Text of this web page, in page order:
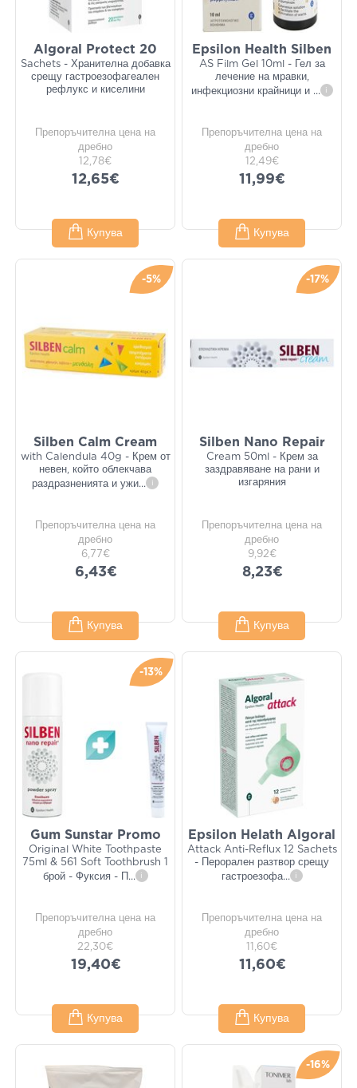
Algoral Protect 20
Sachets - Хранителна добавка
срещу гастроезофагеален
рефлукс и киселини
Препоръчителна цена на
дребно
12,78€
12,65€
Купува
Epsilon Health Silben
AS Film Gel 10ml - Гел за
лечение на мравки,
инфекциозни крайници и ... i
Препоръчителна цена на
дребно
12,49€
11,99€
Купува
-5%
Silben Calm Cream
with Calendula 40g - Крем от
невен, който облекчава
раздразненията и ужи... i
Препоръчителна цена на
дребно
6,77€
6,43€
Купува
-17%
Silben Nano Repair
Cream 50ml - Крем за
заздравяване на рани и
изгаряния
Препоръчителна цена на
дребно
9,92€
8,23€
Купува
-13%
Gum Sunstar Promo
Original White Toothpaste
75ml & 561 Soft Toothbrush 1
брой - Фуксия - П
... i
Препоръчителна цена на
дребно
22,30€
19,40€
Купува
Epsilon Helath Algoral
Attack Anti-Reflux 12 Sachets
- Перорален разтвор срещу
гастроезофа... i
Препоръчителна цена на
дребно
11,60€
11,60€
Купува
-16%